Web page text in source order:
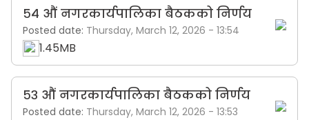
५४ औं नगरकार्यपालिका बैठकको निर्णय
Posted date: Thursday, March 12, 2026 - 13:54
1.45MB
५३ औं नगरकार्यपालिका बैठकको निर्णय
Posted date: Thursday, March 12, 2026 - 13:53